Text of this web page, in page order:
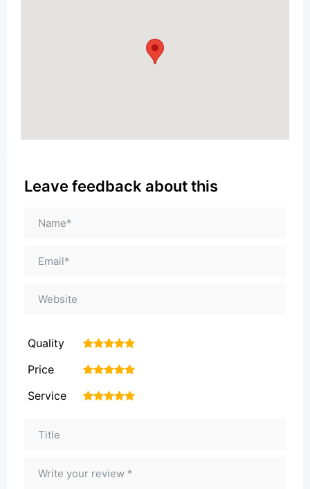
Leave feedback about this
Quality 5
4
3
2
Price 5
4
3
2
Service 5
4
3
2